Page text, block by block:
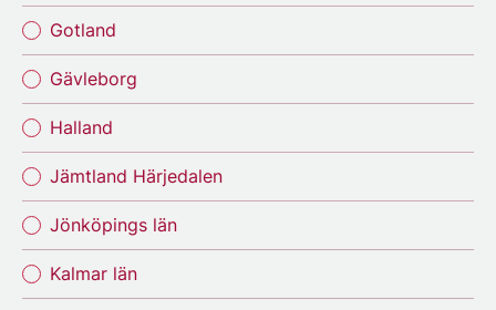
Gotland
Gävleborg
Halland
Jämtland Härjedalen
Jönköpings län
Kalmar län